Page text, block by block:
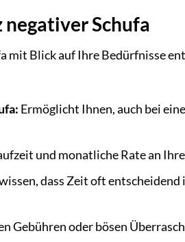
Schufa
mit Blick auf Ihre Bedürfnisse
Ermöglicht Ihnen, auch bei
und monatliche Rate an
dass Zeit oft
Gebühren oder bösen